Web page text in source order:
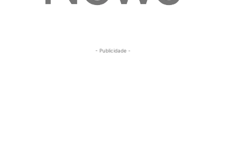
- Publicidade -